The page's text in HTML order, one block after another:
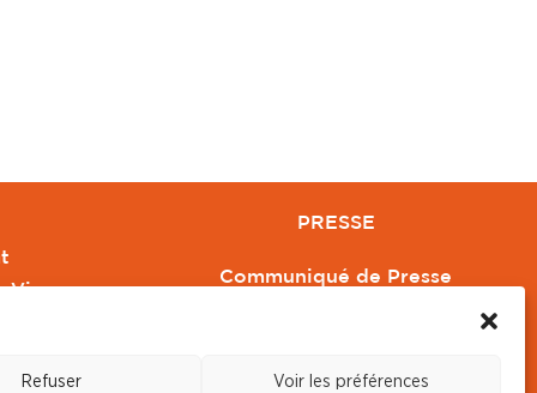
Refuser Voir les préférences
Vivre
PRESSE
Communiqué de Presse